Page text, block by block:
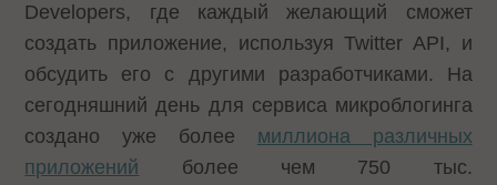
Developers, где каждый желающий сможет
создать приложение, используя Twitter API, и
обсудить его с другими разработчиками. На
сегодняшний день для сервиса микроблогинга
создано уже более миллиона различных
приложений более чем 750 тыс.